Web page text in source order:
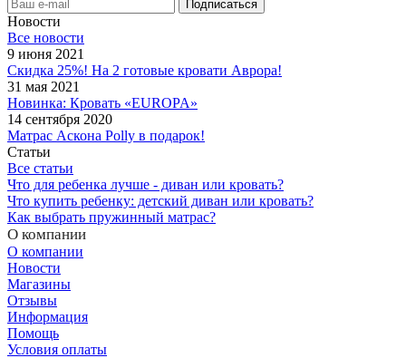
Новости
Все новости
9 июня 2021
Скидка 25%! На 2 готовые кровати Аврора!
31 мая 2021
Новинка: Кровать «EUROPA»
14 сентября 2020
Матрас Аскона Polly в подарок!
Статьи
Все статьи
Что для ребенка лучше - диван или кровать?
Что купить ребенку: детский диван или кровать?
Как выбрать пружинный матрас?
О компании
О компании
Новости
Магазины
Отзывы
Информация
Помощь
Условия оплаты